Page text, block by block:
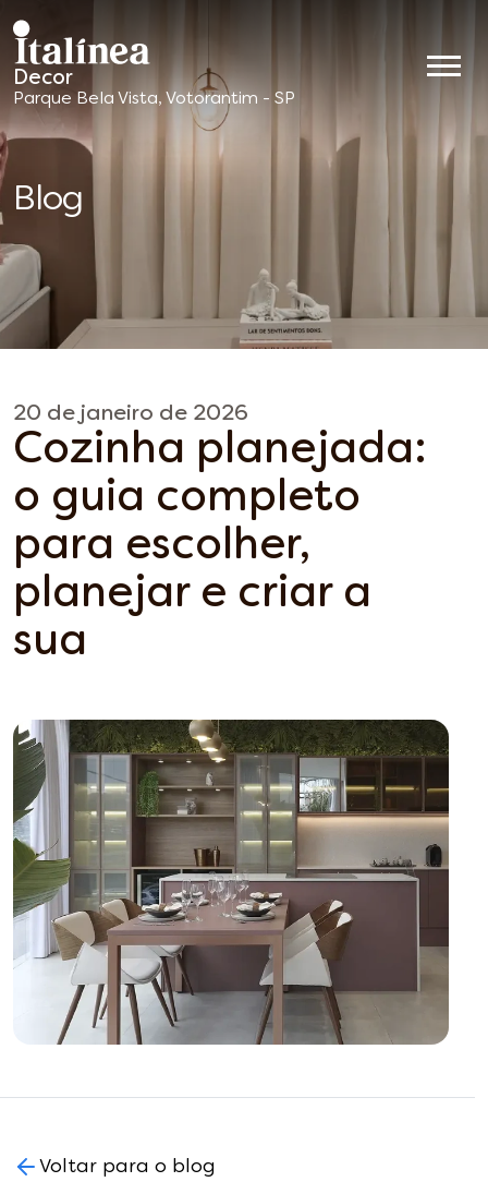
Decor
Móveis
Planejados
Parque Bela Vista, Votorantim - SP
Blog
20 de janeiro de 2026
Cozinha planejada:
o guia completo
para escolher,
planejar e criar a
sua
Voltar para o blog